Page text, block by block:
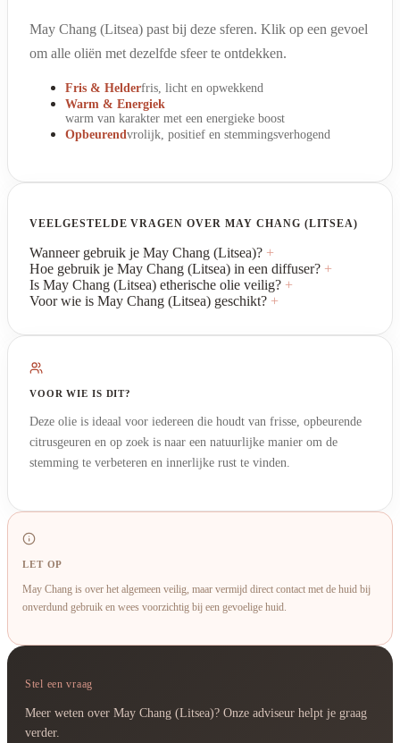
May Chang (Litsea) past bij deze sferen. Klik op een gevoel
om alle oliën met dezelfde sfeer te ontdekken.
Fris & Helderfris, licht en opwekkend
Warm & Energiek
warm van karakter met een energieke boost
Opbeurend vrolijk, positief en stemmingsverhogend
VEELGESTELDE VRAGEN OVER MAY CHANG (LITSEA)
Wanneer gebruik je May Chang (Litsea)? +
Hoe gebruik je May Chang (Litsea) in een diffuser? +
Is May Chang (Litsea) etherische olie veilig? +
Voor wie is May Chang (Litsea) geschikt? +
VOOR WIE IS DIT?
Deze olie is ideaal voor iedereen die houdt van frisse, opbeurende
citrusgeuren en op zoek is naar een natuurlijke manier om de
stemming te verbeteren en innerlijke rust te vinden.
LET OP
May Chang is over het algemeen veilig, maar vermijd direct contact met de huid bij
onverdund gebruik en wees voorzichtig bij een gevoelige huid.
Stel een vraag
Meer weten over May Chang (Litsea)? Onze adviseur helpt je graag
verder.